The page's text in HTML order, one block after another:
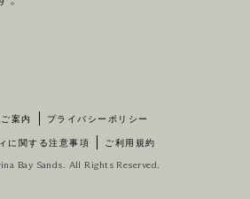
案内 プライバシーポリシー
に関する注意事項 ご利用規約
Bay Sands. All Rights Reserved.